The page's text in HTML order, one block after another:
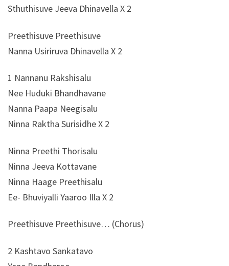
Sthuthisuve Jeeva Dhinavella X 2
Preethisuve Preethisuve
Nanna Usiriruva Dhinavella X 2
1 Nannanu Rakshisalu
Nee Huduki Bhandhavane
Nanna Paapa Neegisalu
Ninna Raktha Surisidhe X 2
Ninna Preethi Thorisalu
Ninna Jeeva Kottavane
Ninna Haage Preethisalu
Ee- Bhuviyalli Yaaroo Illa X 2
Preethisuve Preethisuve… (Chorus)
2 Kashtavo Sankatavo